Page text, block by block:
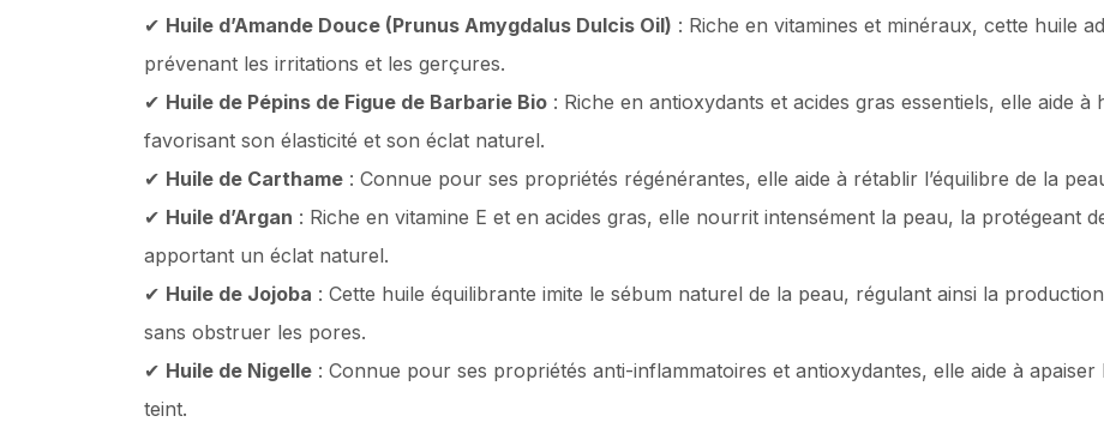
✔ Huile d’Amande Douce (Prunus Amygdalus Dulcis Oil) : Riche en vitamines et minéraux, cette huile
prévenant les irritations et les gerçures.
✔ Huile de Pépins de Figue de Barbarie Bio : Riche en antioxydants et acides gras essentiels, elle aide
favorisant son élasticité et son éclat naturel.
✔ Huile de Carthame : Connue pour ses propriétés régénérantes, elle aide à rétablir l’équilibre de la
✔ Huile d’Argan : Riche en vitamine E et en acides gras, elle nourrit intensément la peau, la protégeant
apportant un éclat naturel.
✔ Huile de Jojoba : Cette huile équilibrante imite le sébum naturel de la peau, régulant ainsi la
sans obstruer les pores.
✔ Huile de Nigelle : Connue pour ses propriétés anti-inflammatoires et antioxydantes, elle aide à
teint.